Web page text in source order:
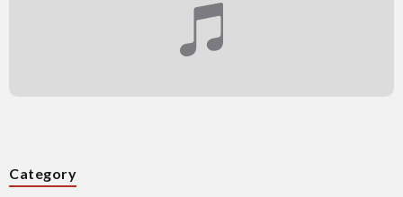
Category